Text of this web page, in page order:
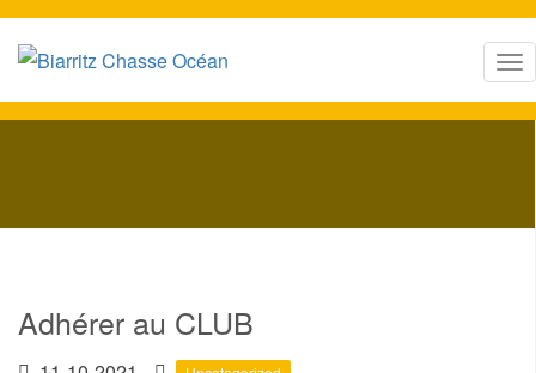
T
o
g
e
Adhérer au CLUB